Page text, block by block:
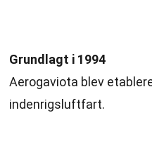
Grundlagt i 1994
Aerogaviota blev
indenrigsluftfart.